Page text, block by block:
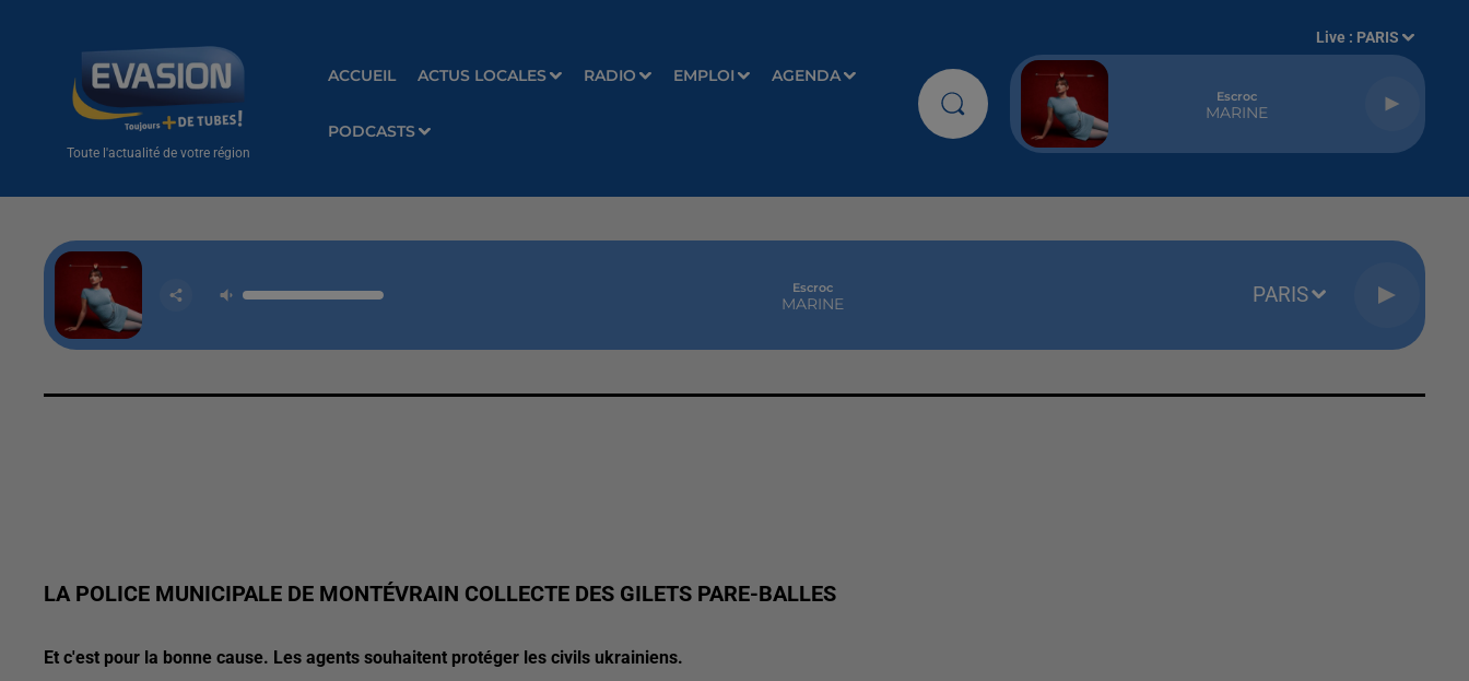
Toute l'actualité de votre région
ACCUEIL ACTUS LOCALES RADIO EMPLOI AGENDA
PODCASTS
Live : PARIS
Escroc
MARINE
Escroc
MARINE PARIS
LA POLICE MUNICIPALE DE MONTÉVRAIN COLLECTE DES GILETS PARE-BALLES
Et c'est pour la bonne cause. Les agents souhaitent protéger les civils ukrainiens.